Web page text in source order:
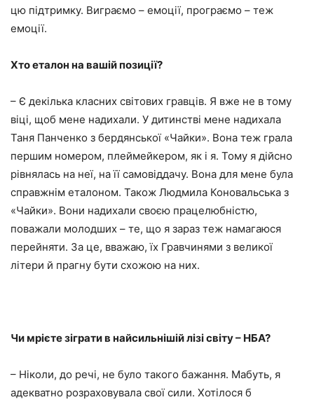
цю підтримку. Виграємо – емоції, програємо – теж
емоції.
Хто еталон на вашій позиції?
– Є декілька класних світових гравців. Я вже не в тому
віці, щоб мене надихали. У дитинстві мене надихала
Таня Панченко з бердянської «Чайки». Вона теж грала
першим номером, плеймейкером, як і я. Тому я дійсно
рівнялась на неї, на її самовіддачу. Вона для мене була
справжнім еталоном. Також Людмила Коновальська з
«Чайки». Вони надихали своєю працелюбністю,
поважали молодших – те, що я зараз теж намагаюся
перейняти. За це, вважаю, їх Гравчинями з великої
літери й прагну бути схожою на них.
Чи мрієте зіграти в найсильнішій лізі світу – НБА?
– Ніколи, до речі, не було такого бажання. Мабуть, я
адекватно розраховувала свої сили. Хотілося б